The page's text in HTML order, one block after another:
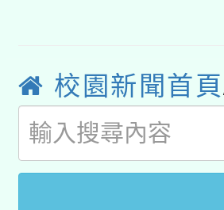
方素養工作
「族語學習
文教學共融
件」活動簡章
教育部國民
年度
接種對象擴
校園新聞首頁